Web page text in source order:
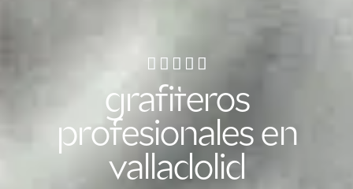
grafiteros
profesionales en
valladolid